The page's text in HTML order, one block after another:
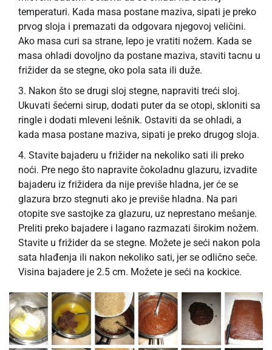
temperaturi. Kada masa postane maziva, sipati je preko
prvog sloja i premazati da odgovara njegovoj veličini.
Ako masa curi sa strane, lepo je vratiti nožem. Kada se
masa ohladi dovoljno da postane maziva, staviti tacnu u
frižider da se stegne, oko pola sata ili duže.
Nakon što se drugi sloj stegne, napraviti treći sloj.
Ukuvati šećerni sirup, dodati puter da se otopi, skloniti sa
ringle i dodati mleveni lešnik. Ostaviti da se ohladi, a
kada masa postane maziva, sipati je preko drugog sloja.
Stavite bajaderu u frižider na nekoliko sati ili preko
noći. Pre nego što napravite čokoladnu glazuru, izvadite
bajaderu iz frižidera da nije previše hladna, jer će se
glazura brzo stegnuti ako je previše hladna. Na pari
otopite sve sastojke za glazuru, uz neprestano mešanje.
Preliti preko bajadere i lagano razmazati širokim nožem.
Stavite u frižider da se stegne. Možete je seći nakon pola
sata hlađenja ili nakon nekoliko sati, jer se odlično seče.
Visina bajadere je 2.5 cm. Možete je seći na kockice.